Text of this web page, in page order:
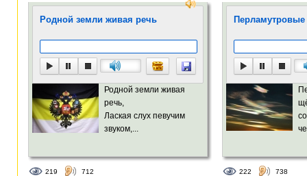
Родной земли живая речь
Родной земли живая
речь,
Лаская слух певучим
звуком,...
219 712 222 738